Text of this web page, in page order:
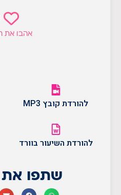
אהבו את
להורדת קובץ MP3
להורדת השיעור בוורד
שתפו את